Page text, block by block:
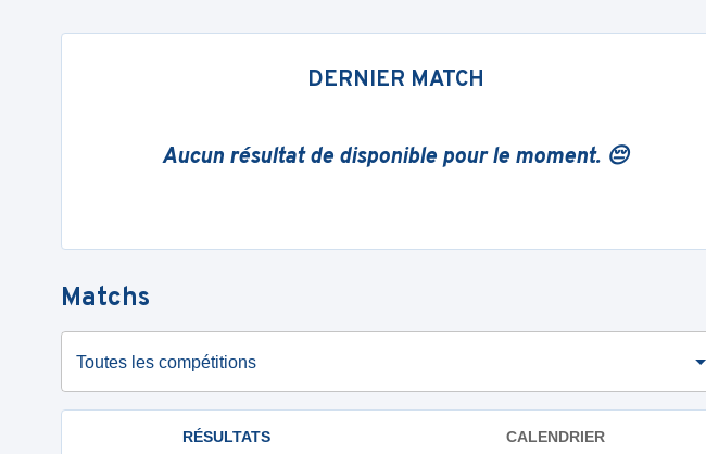
DERNIER MATCH
Aucun résultat de disponible pour le moment. 😔
Matchs
Toutes les compétitions
RÉSULTATS CALENDRIER